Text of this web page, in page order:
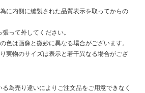
に内側に縫製された品質表示を取ってからの
って外してください。
色は画像と微妙に異なる場合がございます。
実物のサイズは表示と若干異なる場合がござ
為売り違いによりご注文品をご用意できなく